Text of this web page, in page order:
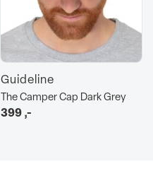
Guideline
The Camper Cap Dark Grey
399,-